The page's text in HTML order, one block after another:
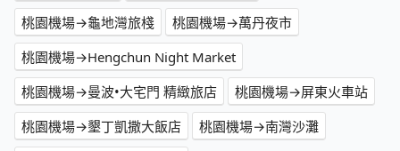
桃園機場→龜地灣旅棧
桃園機場→萬丹夜市
桃園機場→Hengchun Night Market
桃園機場→曼波•大宅門 精緻旅店
桃園機場→屏東火車站
桃園機場→墾丁凱撒大飯店
桃園機場→南灣沙灘